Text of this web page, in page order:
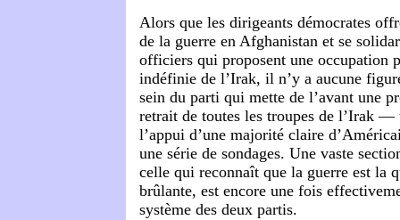
Alors que les dirigeants démocrates
de la guerre en Afghanistan et se
officiers qui proposent une occupation
indéfinie de l’Irak, il n’y a aucune
sein du parti qui mette de l’avant une
retrait de toutes les troupes de l’Irak —
l’appui d’une majorité claire
une série de sondages. Une vaste
celle qui reconnaît que la guerre est la
brûlante, est encore une fois
système des deux partis.